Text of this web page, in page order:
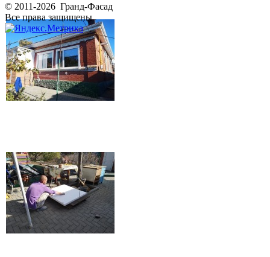
© 2011-2026 Гранд-Фасад
Все права защищены